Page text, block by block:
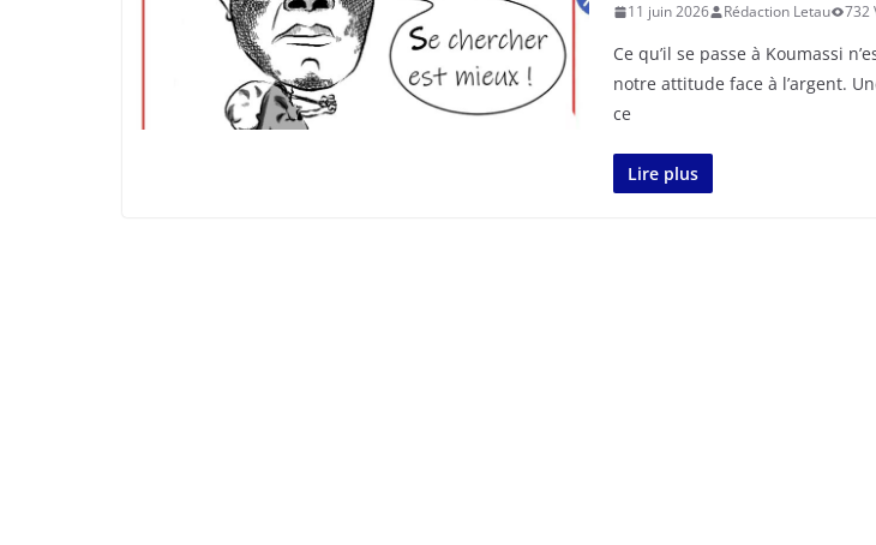
11 juin 2026 Rédaction Letau 732
Ce qu’il se passe à Koumassi
notre attitude face à l’argent.
ce
Lire plus